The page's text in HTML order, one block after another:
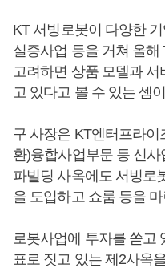
KT 서빙로봇이 다양한
실증사업 등을 거쳐 올
고려하면 상품 모델과
고 있다고 볼 수 있는 셈
구 사장은 KT엔터프라이
환)융합사업부문 등 신
파빌딩 사옥에도 서빙로
을 도입하고 쇼룸 등을
로봇사업에 투자를 쏟고
표로 짓고 있는 제2사옥